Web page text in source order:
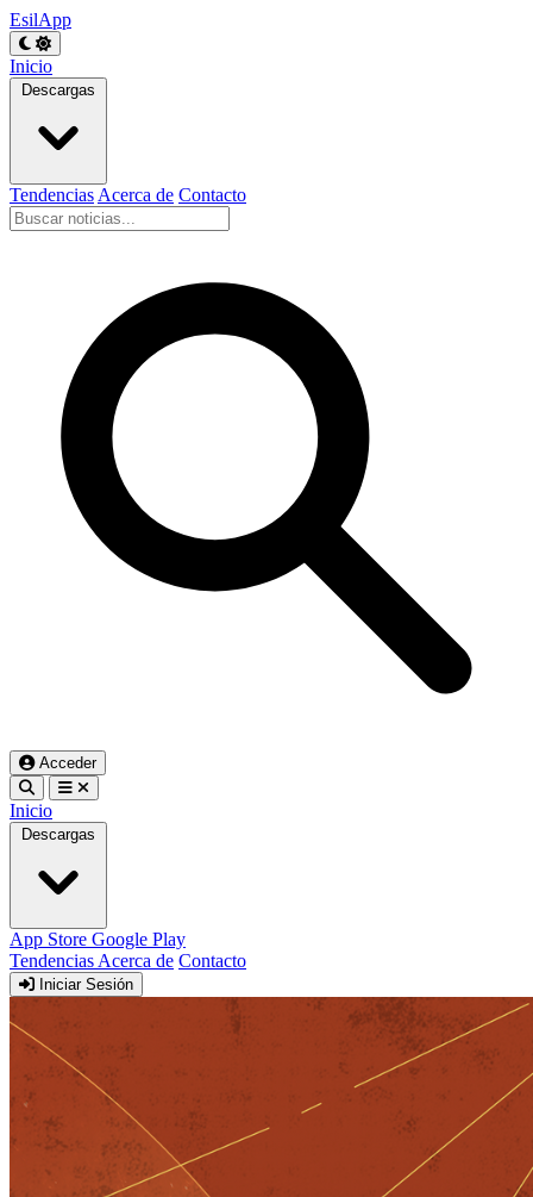
EsilApp
Inicio
Descargas
Tendencias Acerca de Contacto
Acceder
Inicio
Descargas
App Store Google Play
Tendencias Acerca de Contacto
Iniciar Sesión